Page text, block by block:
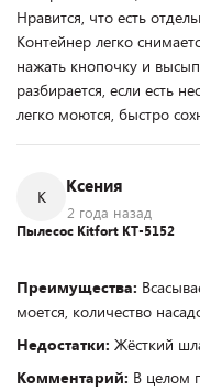
Нравится, что есть
Контейнер легко
нажать кнопочку и
разбирается, если есть
легко моются, быстро
К
Ксения
2 года назад
Пылесос Kitfort КТ-5152
Преимущества:
моется, количество
Недостатки: Жёсткий
Комментарий: В целом